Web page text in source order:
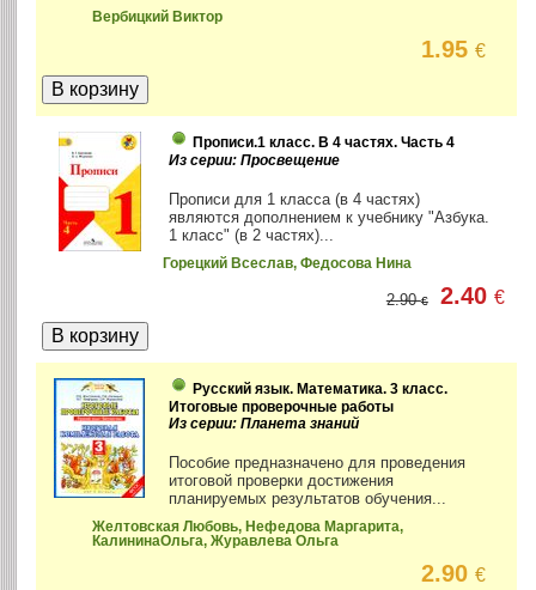
Вербицкий Виктор
1.95€
Прописи.1 класс. В 4 частях. Часть 4
Из серии: Просвещение
Прописи для 1 класса (в 4 частях)
являются дополнением к учебнику "Азбука.
1 класс" (в 2 частях)...
Горецкий Всеслав, Федосова Нина
2.90€ 2.40€
Русский язык. Математика. 3 класс.
Итоговые проверочные работы
Из серии: Планета знаний
Пособие предназначено для проведения
итоговой проверки достижения
планируемых результатов обучения...
Желтовская Любовь, Нефедова Маргарита,
КалининаОльга, Журавлева Ольга
2.90€